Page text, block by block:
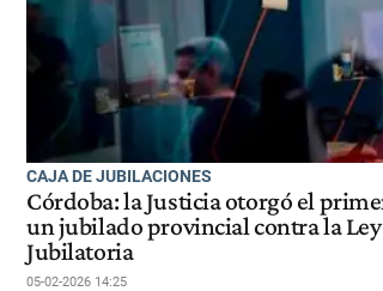
CAJA DE JUBILACIONES
Córdoba: la Justicia otorgó el
un jubilado provincial contra la
Jubilatoria
05-02-2026 14:25